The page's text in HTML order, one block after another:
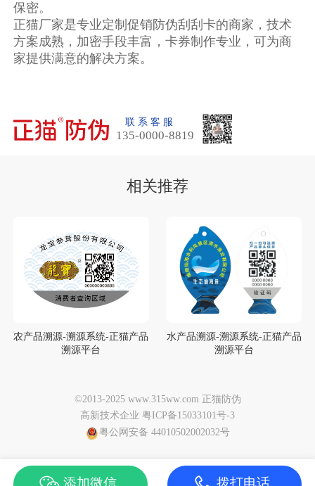
保密。
正猫厂家是专业定制促销防伪刮刮卡的商家，技术
方案成熟，加密手段丰富，卡券制作专业，可为商
家提供满意的解决方案。
联 系 客 服
135-0000-8819
相关推荐
农产品溯源-溯源系统-正猫产品
溯源平台
水产品溯源-溯源系统-正猫产品
溯源平台
©2013-2025 www.315ww.com 正猫防伪
高新技术企业 粤ICP备15033101号-3
粤公网安备 44010502002032号
添加微信 拨打电话